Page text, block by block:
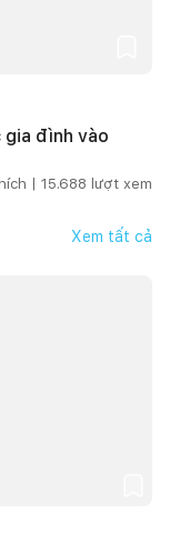
đình vào
| 15.688 lượt xem
Xem tất cả